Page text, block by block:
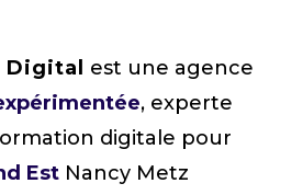
Digital
est une agence
, experte
digitale pour
EstNancy Metz